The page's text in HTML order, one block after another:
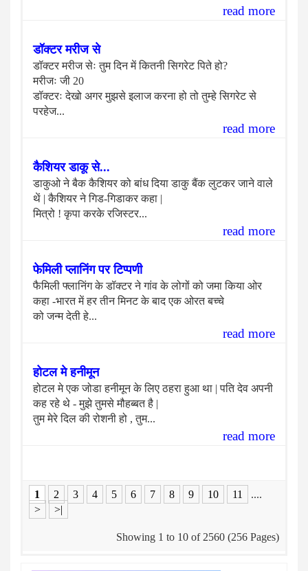
read more
डॉक्टर मरीज से
डॉक्टर मरीज सेः तुम दिन में कितनी सिगरेट पिते हो?
मरीजः जी 20
डॉक्टरः देखो अगर मुझसे इलाज करना हो तो तुम्हे सिगरेट से
परहेज...
read more
कैशियर डाकू से...
डाकुओ ने बैक कैशियर को बांध दिया डाकु बैंक लुटकर जाने वाले
थें | कैशियर ने गिड-गिडाकर कहा |
मित्रो ! कृपा करके रजिस्टर...
read more
फेमिली प्लानिंग पर टिप्पणी
फैमिली फ्लानिंग के डॉक्टर ने गांव के लोगों को जमा किया ओर
कहा -भारत में हर तीन मिनट के बाद एक ओरत बच्चे
को जन्म देती हे...
read more
होटल मे हनीमून
होटल मे एक जोडा हनीमून के लिए ठहरा हुआ था | पति देव अपनी
कह रहे थे - मुझे तुमसे मौहब्बत है |
तुम मेरे दिल की रोशनी हो , तुम...
read more
1 2 3 4 5 6 7 8 9 10 11
....
>
>|
Showing 1 to 10 of 2560 (256 Pages)